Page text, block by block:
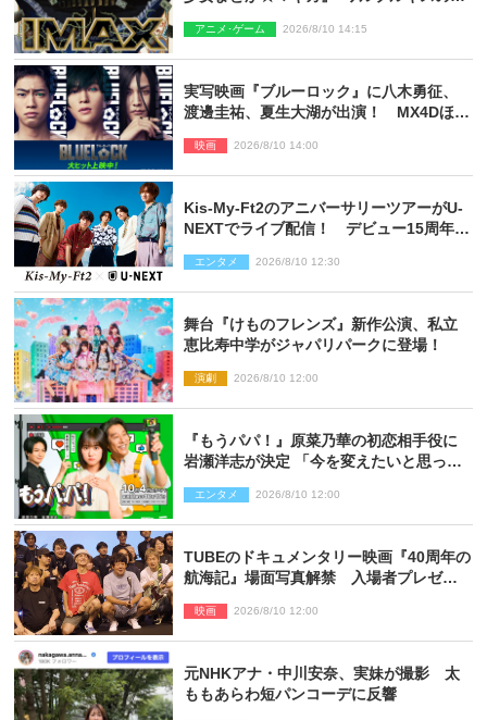
アニメ･ゲーム 2026/8/10 14:15
実写映画『ブルーロック』に八木勇征、
渡邊圭祐、夏生大湖が出演！ MX4Dほか
映画 2026/8/10 14:00
Kis‐My‐Ft2のアニバーサリーツアーがU‐
NEXTでライブ配信！ デビュー15周年の
エンタメ 2026/8/10 12:30
舞台『けものフレンズ』新作公演、私立
恵比寿中学がジャパリパークに登場！
演劇 2026/8/10 12:00
『もうパパ！』原菜乃華の初恋相手役に
岩瀬洋志が決定 「今を変えたいと思って
エンタメ 2026/8/10 12:00
TUBEのドキュメンタリー映画『40周年の
航海記』場面写真解禁 入場者プレゼン
映画 2026/8/10 12:00
元NHKアナ・中川安奈、実妹が撮影 太
ももあらわ短パンコーデに反響